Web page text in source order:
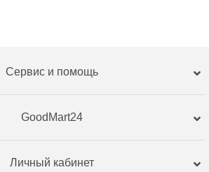
Сервис и помощь
GoodMart24
Личный кабинет